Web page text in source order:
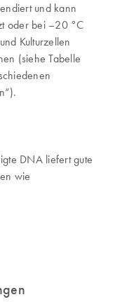
und kann
oder bei –20 °C
Kulturzellen
(siehe Tabelle
DNA liefert gute
wie